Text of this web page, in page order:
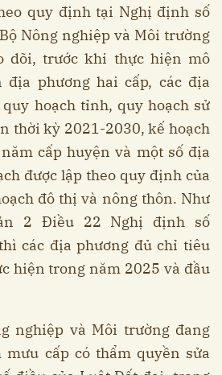
quy định tại Nghị định số
Nông nghiệp và Môi trường
dõi, trước khi thực hiện mô
phương hai cấp, các địa
hoạch tỉnh, quy hoạch sử
thời kỳ 2021-2030, kế hoạch
cấp huyện và một số địa
được lập theo quy định của
đô thị và nông thôn. Như
2 Điều 22 Nghị định số
các địa phương đủ chỉ tiêu
hiện trong năm 2025 và đầu
nghiệp và Môi trường đang
cấp có thẩm quyền sửa